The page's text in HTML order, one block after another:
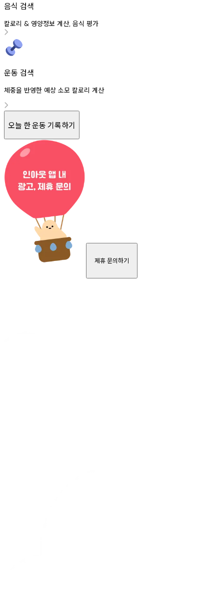
음식 검색
칼로리 & 영양정보 계산, 음식 평가
운동 검색
체중을 반영한 예상 소모 칼로리 계산
오늘 한 운동 기록하기
제휴 문의하기